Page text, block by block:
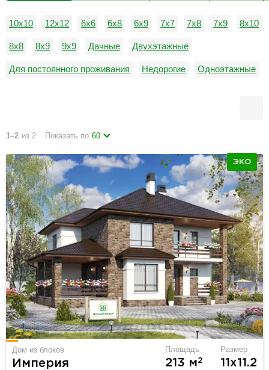
10х10 12х12 6х6 6х8 6х9 7х7 7х8 7х9 8х10
8х8 8х9 9х9 Дачные Двухэтажные
Для постоянного проживания Недорогие Одноэтажные
1–2 из 2 Показать по 60
ЭКО
Дом из блоков
Империя
Площадь
213 м2
Размер
11х11.2